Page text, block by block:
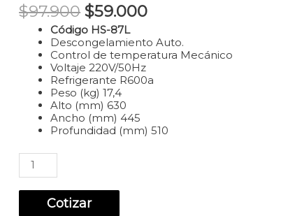
$97.900 $59.000
Código HS-87L
Descongelamiento Auto.
Control de temperatura Mecánico
Voltaje 220V/50Hz
Refrigerante R600a
Peso (kg) 17,4
Alto (mm) 630
Ancho (mm) 445
Profundidad (mm) 510
Frigobar
Maigas
quantityCotizar